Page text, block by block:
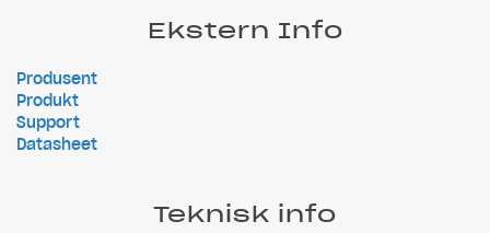
Ekstern Info
Produsent
Produkt
Support
Datasheet
Teknisk info